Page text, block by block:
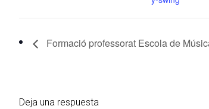
Formació professorat Escola de
Deja una respuesta